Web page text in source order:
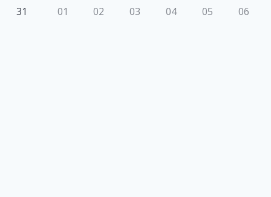
31 01 02 03 04 05 06